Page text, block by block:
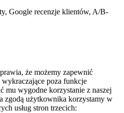
Google recenzje klientów, A/B-
że możemy zapewnić
poza funkcje
mu wygodne korzystanie z naszej
zgodą użytkownika korzystamy w
usług stron trzecich: